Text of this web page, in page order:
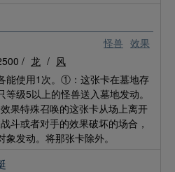
怪兽 效果
/ 龙 / 风
使用1次。①：这张卡在墓地存
级5以上的怪兽送入墓地发动。
果特殊召唤的这张卡从场上离开
斗或者对手的效果破坏的场合，
发动。将那张卡除外。